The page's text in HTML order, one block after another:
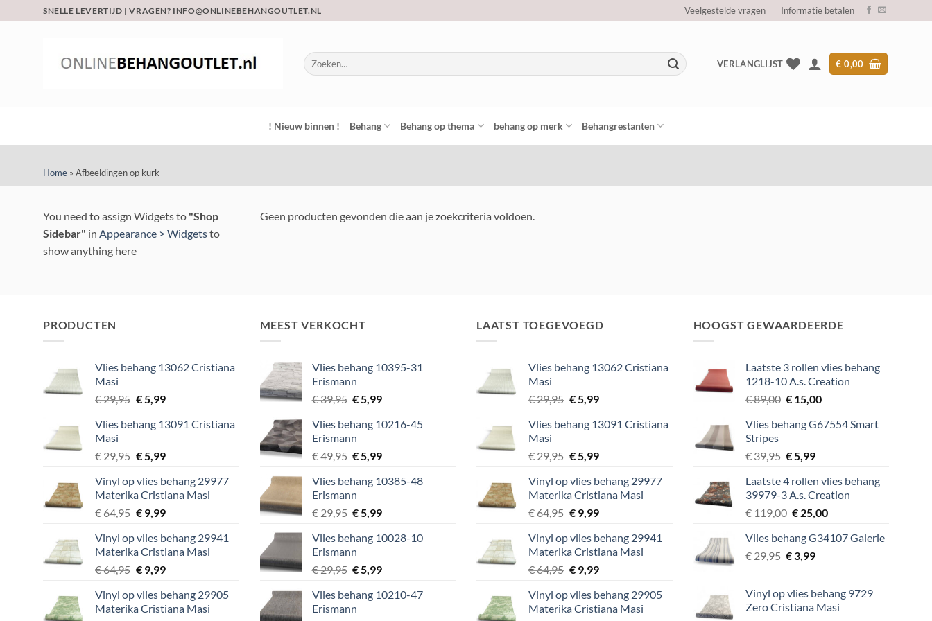
naar
SNELLE LEVERTIJD | VRAGEN? INFO@ONLINEBEHANGOUTLET.NL Veelgestelde vragen Informatie betalen
Zoeken
naar:
VERLANGLIJST € 0,00
! Nieuw binnen ! Behang Behang op thema behang op merk Behangrestanten
Home » Afbeeldingen op kurk
You need to assign Widgets to "Shop
Sidebar" in Appearance > Widgetsto
show anything here
Geen producten gevonden die aan je zoekcriteria voldoen.
PRODUCTEN
Vlies behang 13062 Cristiana
Masi
€29,95 Oorspronkelijke
was:
€5,99Huidige
is:
Vlies behang 13091 Cristiana
Masi
€29,95 Oorspronkelijke
was:
€ 29,95.
€5,99Huidige
is:
€ 5,99.
Vinyl op vlies behang 29977
Materika Cristiana Masi
€64,95 Oorspronkelijke
was:
€ 64,95.
€9,99Huidige
is:
€ 9,99.
Vinyl op vlies behang 29941
Materika Cristiana Masi
€64,95 Oorspronkelijke
was:
€ 64,95.
€9,99Huidige
is:
€ 9,99.
Vinyl op vlies behang 29905
Materika Cristiana Masi
MEEST VERKOCHT
Vlies behang 10395-31
Erismann
€39,95 Oorspronkelijke
was:
€ 39,95.
€5,99Huidige
is:
Vlies behang 10216-45
Erismann
€49,95 Oorspronkelijke
was:
€ 49,95.
€5,99Huidige
is:
Vlies behang 10385-48
Erismann
€29,95 Oorspronkelijke
was:
€ 29,95.
€5,99Huidige
is:
Vlies behang 10028-10
Erismann
€29,95 Oorspronkelijke
was:
€ 29,95.
€5,99Huidige
is:
Vlies behang 10210-47
Erismann
LAATST TOEGEVOEGD
Vlies behang 13062 Cristiana
Masi
€29,95 Oorspronkelijke
was:
€5,99Huidige
is:
Vlies behang 13091 Cristiana
Masi
€29,95 Oorspronkelijke
was:
€ 29,95.
€5,99Huidige
is:
€ 5,99.
Vinyl op vlies behang 29977
Materika Cristiana Masi
€64,95 Oorspronkelijke
was:
€ 64,95.
€9,99Huidige
is:
€ 9,99.
Vinyl op vlies behang 29941
Materika Cristiana Masi
€64,95 Oorspronkelijke
was:
€ 64,95.
€9,99Huidige
is:
€ 9,99.
Vinyl op vlies behang 29905
Materika Cristiana Masi
HOOGST GEWAARDEERDE
Laatste 3 rollen vlies behang
1218-10 A.s. Creation
€89,00 Oorspronkelijke
was:
€ 15,00Huidige
is:
Vlies behang G67554 Smart
Stripes
€39,95 Oorspronkelijke
was:
€ 39,95.
€5,99Huidige
is:
€ 5,99.
Laatste 4 rollen vlies behang
39979-3 A.s. Creation
€119,00 Oorspronkelijke
was:
€ 119,00.
€ 25,00Huidige
is:
Vlies behang G34107 Galerie
€29,95 Oorspronkelijke
€ 29,95.
€ 3,99Huidige
€ 3,99.
Vinyl op vlies behang 9729
Zero Cristiana Masi